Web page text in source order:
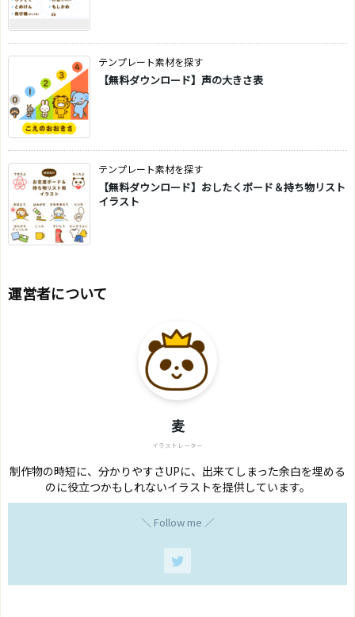
テンプレート素材を探す
【無料ダウンロード】声の大きさ表
テンプレート素材を探す
【無料ダウンロード】おしたくボード＆持ち物リスト
イラスト
運営者について
麦
イラストレーター
制作物の時短に、分かりやすさUPに、出来てしまった余白を埋める
のに役立つかもしれないイラストを提供しています。
＼ Follow me ／